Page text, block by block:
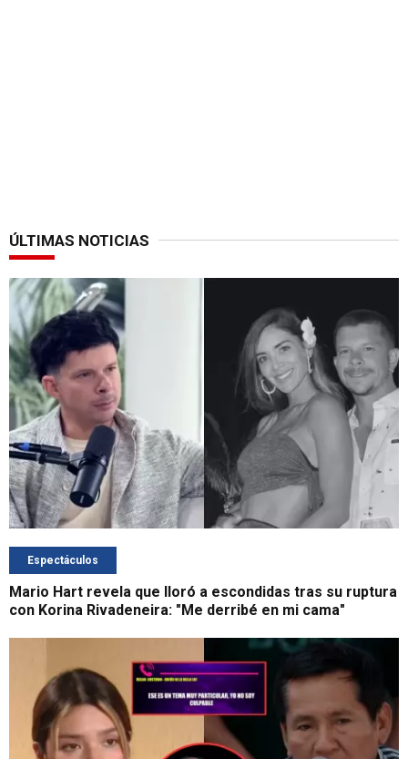
ÚLTIMAS NOTICIAS
Espectáculos
Mario Hart revela que lloró a escondidas tras su ruptura
con Korina Rivadeneira: "Me derribé en mi cama"